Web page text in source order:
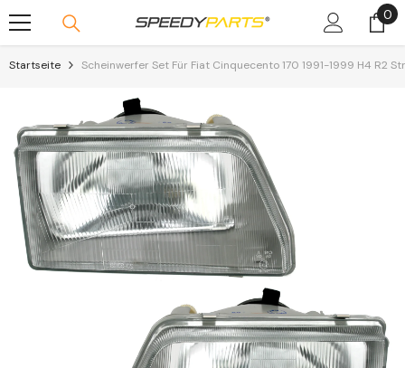
Skip To Content 00
Startseite Scheinwerfer Set Für Fiat Cinquecento 170 1991-1999 H4 R2